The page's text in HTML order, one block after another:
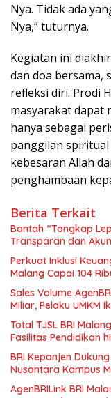
Nya. Tidak ada
Nya,” tuturnya.
Kegiatan ini
dan doa bersama,
refleksi diri. Prodi
masyarakat dapat
hanya sebagai
panggilan
kebesaran Allah
penghambaan
Berita Terkait
Bantah “Tangkap
Transparan dan
Perkuat Inklusi
Malang Capai 104
Sales Volume
Miliar, Pelaku UMKM
Total TJSL BRI
Fasilitas Pendidikan
BRI Kepanjen
Nusantara Kampus
AgenBRILink BRI